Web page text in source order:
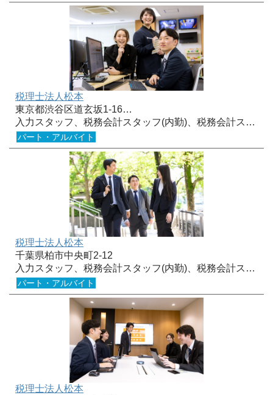
税理士法人松本
東京都渋谷区道玄坂1-16…
入力スタッフ、税務会計スタッフ(内勤)、税務会計ス…
パート・アルバイト
税理士法人松本
千葉県柏市中央町2-12
入力スタッフ、税務会計スタッフ(内勤)、税務会計ス…
パート・アルバイト
税理士法人松本